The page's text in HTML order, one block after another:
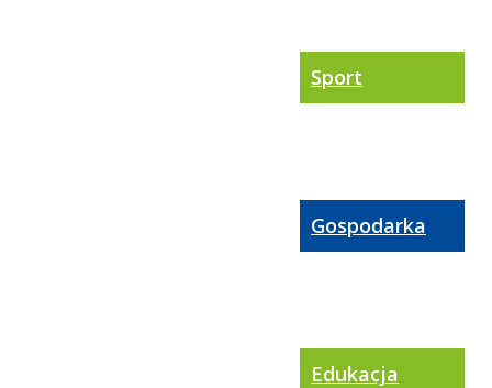
Sport
Gospodarka
Edukacja